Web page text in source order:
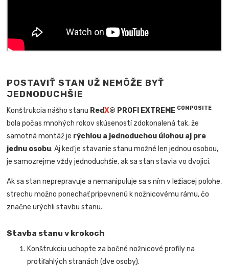
POSTAVIŤ STAN UŽ NEMÔŽE BYŤ
JEDNODUCHŠIE
Konštrukcia nášho stanu RedX® PROFI EXTREME COMPOSITE
bola počas mnohých rokov skúseností zdokonalená tak, že
samotná montáž je rýchlou a jednoduchou úlohou aj pre
jednu osobu. Aj keď je stavanie stanu možné len jednou osobou,
je samozrejme vždy jednoduchšie, ak sa stan stavia vo dvojici.
Ak sa stan neprepravuje a nemanipuluje sa s ním v ležiacej polohe,
strechu možno ponechať pripevnenú k nožnicovému rámu, čo
značne urýchli stavbu stanu.
Stavba stanu v krokoch
Konštrukciu uchopte za bočné nožnicové profily na
protiľahlých stranách (dve osoby).